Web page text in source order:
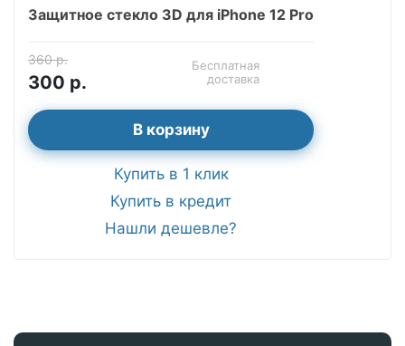
Защитное стекло 3D для iPhone 12 Pro
360 р.
300 р.
Бесплатная
доставка
В корзину
Купить в 1 клик
Купить в кредит
Нашли дешевле?